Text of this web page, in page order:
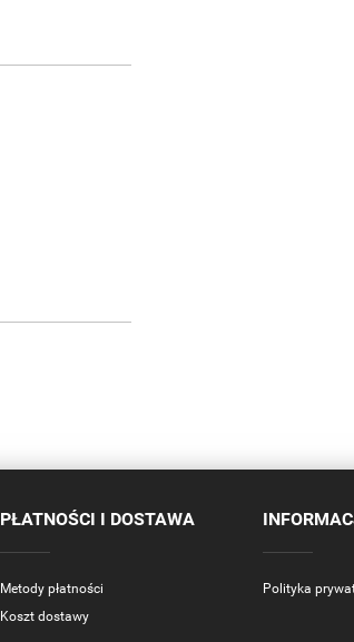
PŁATNOŚCI I DOSTAWA
Metody płatności
Koszt dostawy
Polityka